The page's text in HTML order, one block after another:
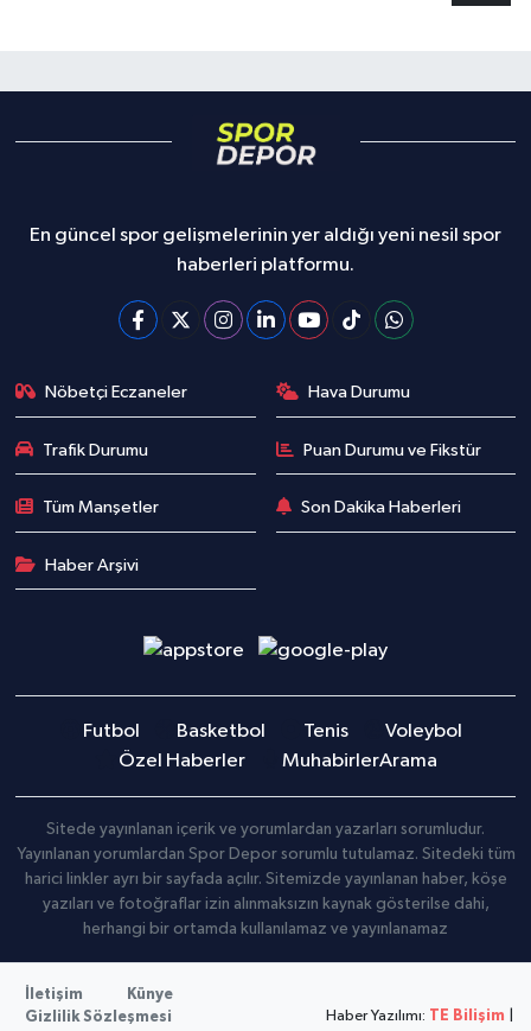
En güncel spor gelişmelerinin yer aldığı yeni nesil spor
haberleri platformu.
Nöbetçi Eczaneler Hava Durumu
Trafik Durumu Puan Durumu ve Fikstür
Tüm Manşetler Son Dakika Haberleri
Haber Arşivi
Futbol Basketbol Tenis
Voleybol
Özel Haberler
MuhabirlerArama
Sitede yayınlanan içerik ve yorumlardan yazarları sorumludur.
Yayınlanan yorumlardan Spor Depor sorumlu tutulamaz. Sitedeki tüm
harici linkler ayrı bir sayfada açılır. Sitemizde yayınlanan haber, köşe
yazıları ve fotoğraflar izin alınmaksızın kaynak gösterilse dahi,
herhangi bir ortamda kullanılamaz ve yayınlanamaz
İletişim
Künye
Gizlilik Sözleşmesi
Haber Yazılımı: TE Bilişim